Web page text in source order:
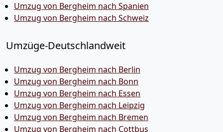
Umzug von Bergheim nach Spanien
Umzug von Bergheim nach Schweiz
Umzüge-Deutschlandweit
Umzug von Bergheim nach Berlin
Umzug von Bergheim nach Bonn
Umzug von Bergheim nach Essen
Umzug von Bergheim nach Leipzig
Umzug von Bergheim nach Bremen
Umzug von Bergheim nach Cottbus